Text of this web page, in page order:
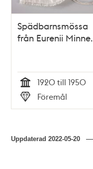
Spädbarnsmössa
från Eurenii Minne.
Tid
1920 till 1950
Typ
Föremål
Uppdaterad2022-05-20